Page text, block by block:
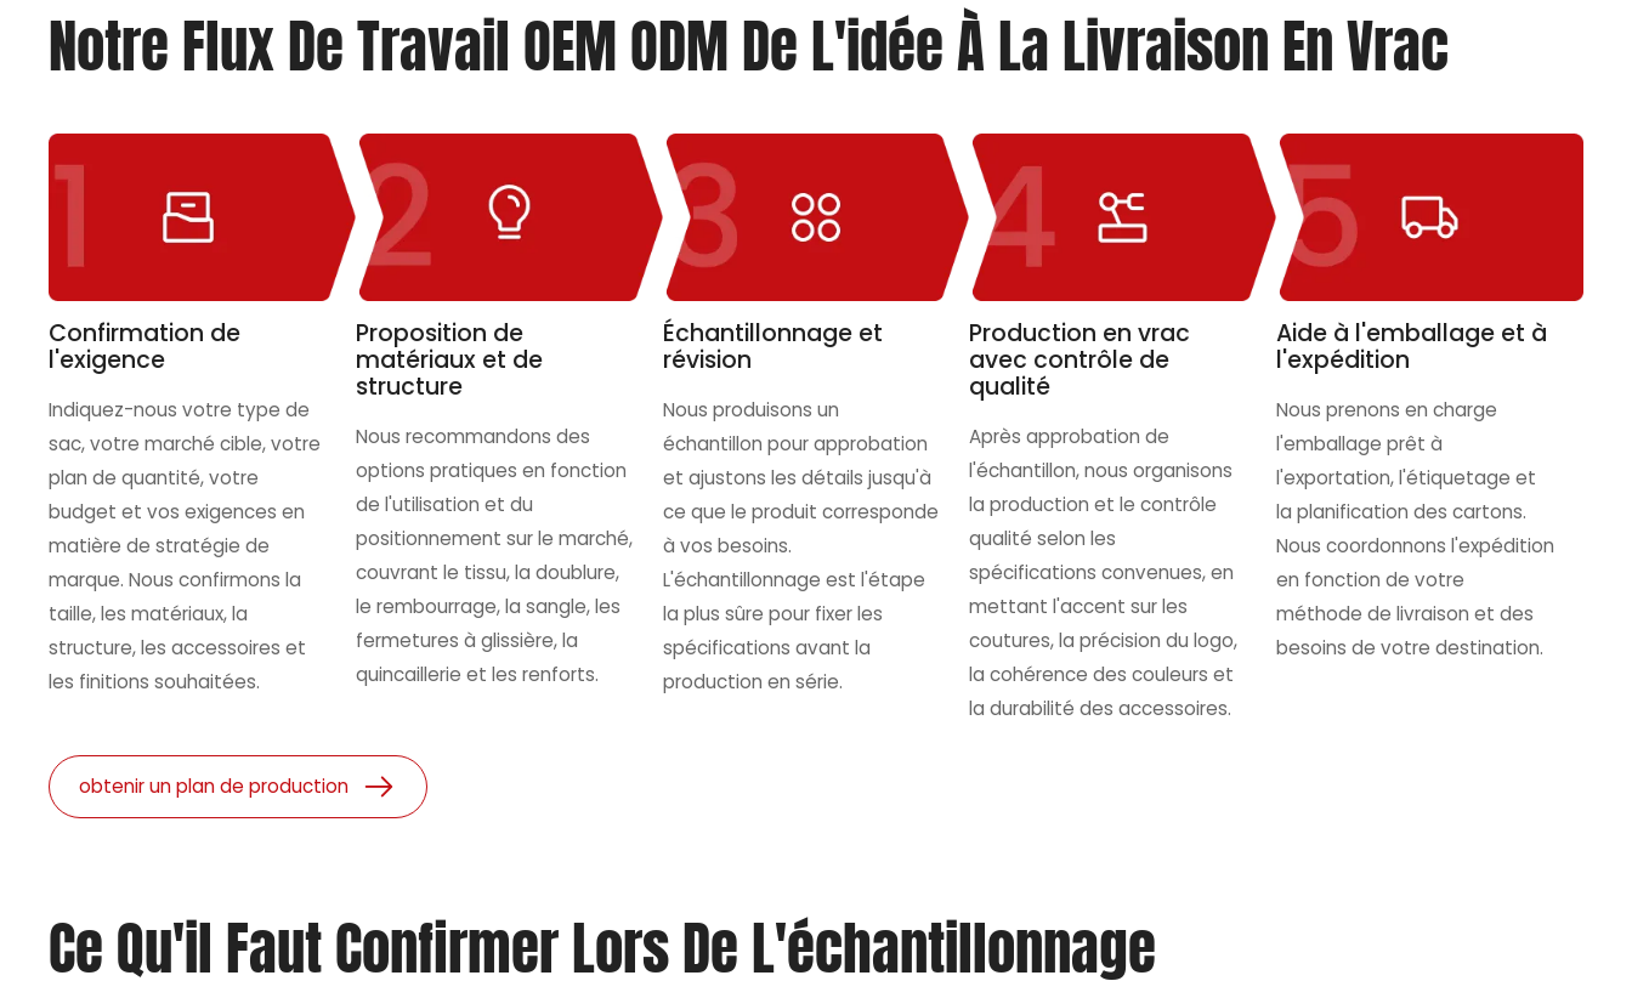
Notre Flux De Travail OEM ODM De L'idée À La Livraison En Vrac
Confirmation de
l'exigence
Indiquez-nous votre type de
sac, votre marché cible, votre
plan de quantité, votre
budget et vos exigences en
matière de stratégie de
marque. Nous confirmons la
taille, les matériaux, la
structure, les accessoires et
les finitions souhaitées.
Proposition de
matériaux et de
structure
Nous recommandons des
options pratiques en fonction
de l'utilisation et du
positionnement sur le marché,
couvrant le tissu, la doublure,
le rembourrage, la sangle, les
fermetures à glissière, la
quincaillerie et les renforts.
Échantillonnage et
révision
Nous produisons un
échantillon pour approbation
et ajustons les détails jusqu'à
ce que le produit corresponde
à vos besoins.
L'échantillonnage est l'étape
la plus sûre pour fixer les
spécifications avant la
production en série.
Production en vrac
avec contrôle de
qualité
Après approbation de
l'échantillon, nous organisons
la production et le contrôle
qualité selon les
spécifications convenues, en
mettant l'accent sur les
coutures, la précision du logo,
la cohérence des couleurs et
la durabilité des accessoires.
Aide à l'emballage et à
l'expédition
Nous prenons en charge
l'emballage prêt à
l'exportation, l'étiquetage et
la planification des cartons.
Nous coordonnons l'expédition
en fonction de votre
méthode de livraison et des
besoins de votre destination.
obtenir un plan de production
Ce Qu'il Faut Confirmer Lors De L'échantillonnage